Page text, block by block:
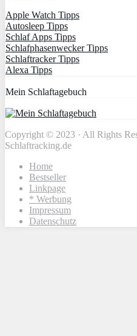
Apple Watch Tipps
Autosleep Tipps
Schlaf Apps Tipps
Schlafphasenwecker Tipps
Schlaftracker Tipps
Alexa Tipps
Mein Schlaftagebuch
Copyright © 2023 · All Rights
Schlaftracking.de
Home
Bestseller
Linkpage
* Werbung
Impressum
Datenschutz